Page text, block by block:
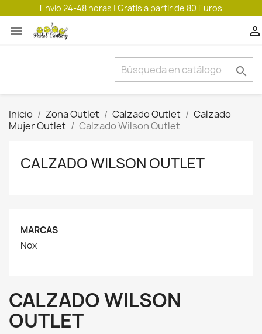
Envio 24-48 horas | Gratis a partir de 80 Euros
 

Inicio Zona Outlet Calzado Outlet
Calzado
Mujer Outlet
Calzado Wilson Outlet
CALZADO WILSON OUTLET
MARCAS
Nox
CALZADO WILSON
OUTLET